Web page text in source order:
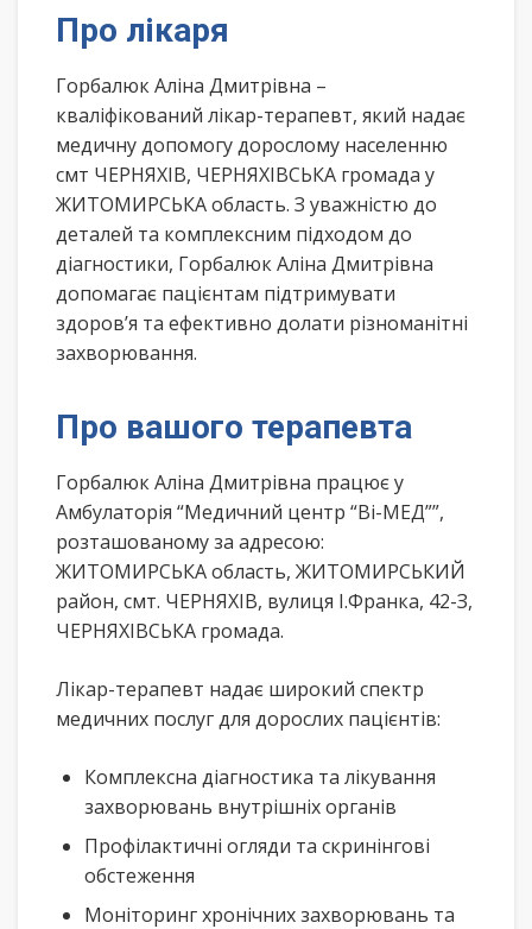
Про лікаря
Горбалюк Аліна Дмитрівна –
кваліфікований лікар-терапевт, який надає
медичну допомогу дорослому населенню
смт ЧЕРНЯХІВ, ЧЕРНЯХІВСЬКА громада у
ЖИТОМИРСЬКА область. З уважністю до
деталей та комплексним підходом до
діагностики, Горбалюк Аліна Дмитрівна
допомагає пацієнтам підтримувати
здоров’я та ефективно долати різноманітні
захворювання.
Про вашого терапевта
Горбалюк Аліна Дмитрівна працює у
Амбулаторія “Медичний центр “Ві-МЕД””,
розташованому за адресою:
ЖИТОМИРСЬКА область, ЖИТОМИРСЬКИЙ
район, смт. ЧЕРНЯХІВ, вулиця І.Франка, 42-З,
ЧЕРНЯХІВСЬКА громада.
Лікар-терапевт надає широкий спектр
медичних послуг для дорослих пацієнтів:
Комплексна діагностика та лікування
захворювань внутрішніх органів
Профілактичні огляди та скринінгові
обстеження
Моніторинг хронічних захворювань та